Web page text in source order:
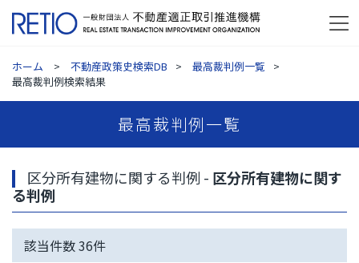
ホーム 不動産政策史検索DB
最高裁判例一覧
最高裁判例検索結果
最高裁判例一覧
区分所有建物に関する判例 - 区分所有建物に関す
る判例
該当件数36件